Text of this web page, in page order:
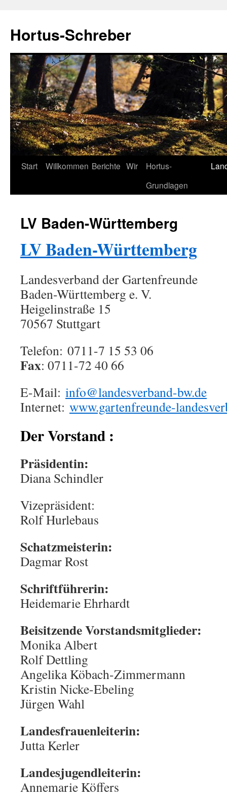
Hortus-Schreber
Zum
Start Willkommen Berichte Wir
Hortus-
Grundlagen
LV Baden-Württemberg
LV Baden-Württemberg
Landesverband der Gartenfreunde
Baden-Württemberg e. V.
Heigelinstraße 15
70567 Stuttgart
Telefon: 0711-7 15 53 06
Fax: 0711-72 40 66
E-Mail: info@landesverband-bw.de
Internet: www.gartenfreunde-
Der Vorstand :
Präsidentin:
Diana Schindler
Vizepräsident:
Rolf Hurlebaus
Schatzmeisterin:
Dagmar Rost
Schriftführerin:
Heidemarie Ehrhardt
Beisitzende Vorstandsmitglieder:
Monika Albert
Rolf Dettling
Angelika Köbach-Zimmermann
Kristin Nicke-Ebeling
Jürgen Wahl
Landesfrauenleiterin:
Jutta Kerler
Landesjugendleiterin:
Annemarie Köffers